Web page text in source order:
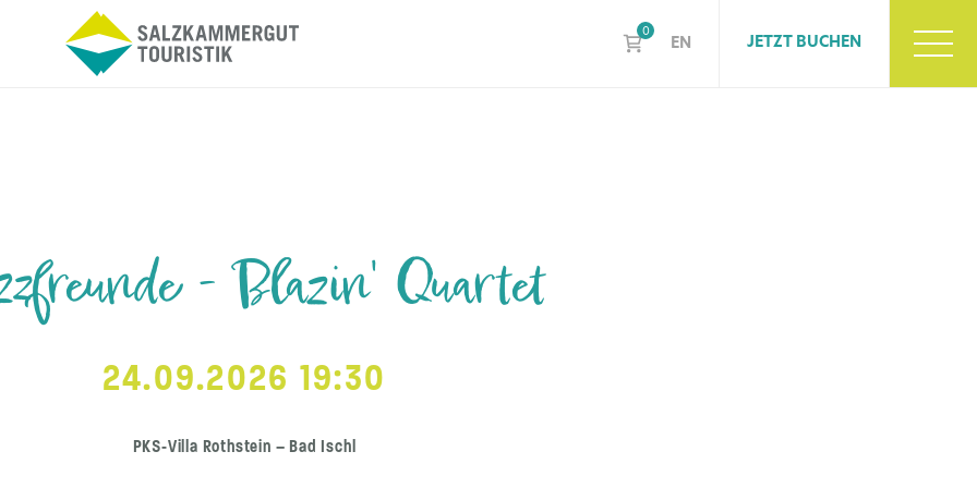
0
EN JETZT BUCHEN
- Blazin' Quartet
24.09.2026 19:30
PKS-Villa Rothstein – Bad Ischl